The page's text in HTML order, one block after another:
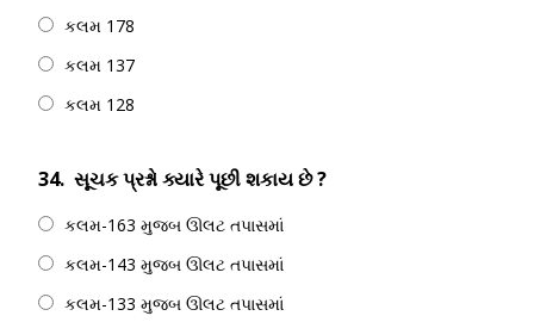
કલમ 178
કલમ 137
કલમ 128
34. સૂચક પ્રશ્નો ક્યારે પૂછી શકાય છે ?
કલમ-163 મુજબ ઊલટ તપાસમાં
કલમ-143 મુજબ ઊલટ તપાસમાં
કલમ-133 મુજબ ઊલટ તપાસમાં